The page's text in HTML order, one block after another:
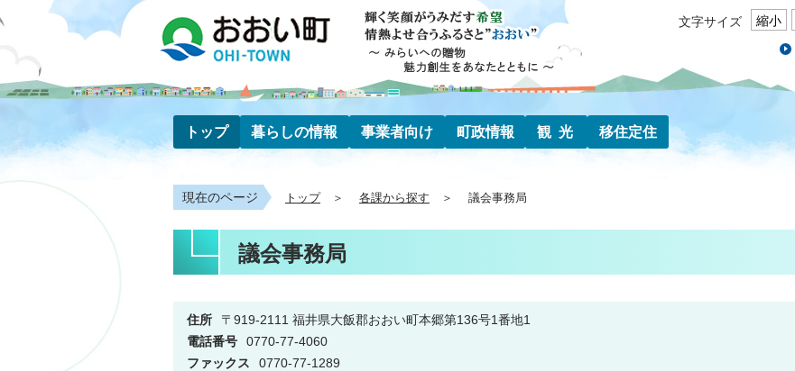
文字サイズ 縮小
トップ 暮らしの情報 事業者向け 町政情報 観光 移住定住
現在のページ トップ 各課から探す 議会事務局
議会事務局
住所
〒919-2111 福井県大飯郡おおい町本郷第136号1番地1
電話番号
0770-77-4060
ファックス
0770-77-1289